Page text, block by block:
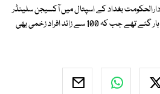
بغداد کے اسپتال میں آکسیجن سلینڈر
پھٹنے سے 82 افراد زندگی کی بازی ہار گئے تھے جب کہ 100 سے زائد افراد زخمی بھی